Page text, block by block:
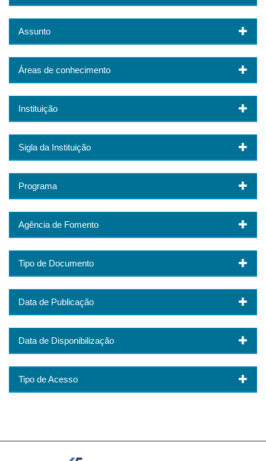
Assunto
Áreas de conhecimento
Instituição
Sigla da Instituição
Programa
Agência de Fomento
Tipo de Documento
Data de Publicação
Data de Disponibilização
Tipo de Acesso